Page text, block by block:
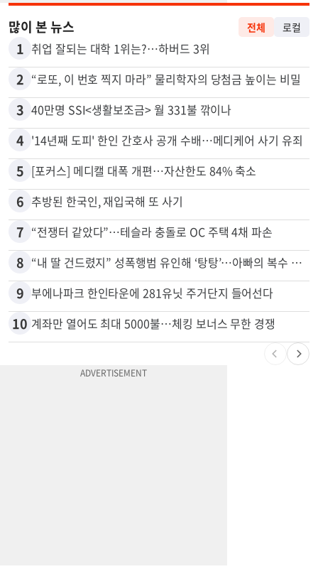
많이 본 뉴스 전체 로컬
1 취업 잘되는 대학 1위는?…하버드 3위
2 “로또, 이 번호 찍지 마라” 물리학자의 당첨금 높이는 비밀
3 40만명 SSI<생활보조금> 월 331불 깎이나
4 '14년째 도피' 한인 간호사 공개 수배…메디케어 사기 유죄
5 [포커스] 메디캘 대폭 개편…자산한도 84% 축소
6 추방된 한국인, 재입국해 또 사기
7 “전쟁터 같았다”…테슬라 충돌로 OC 주택 4채 파손
8 “내 딸 건드렸지” 성폭행범 유인해 ‘탕탕’…아빠의 복수 결말
9 부에나파크 한인타운에 281유닛 주거단지 들어선다
10 계좌만 열어도 최대 5000불…체킹 보너스 무한 경쟁